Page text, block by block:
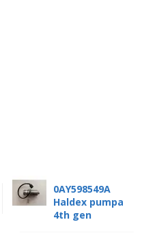
0AY598549A
Haldex pumpa
4th gen